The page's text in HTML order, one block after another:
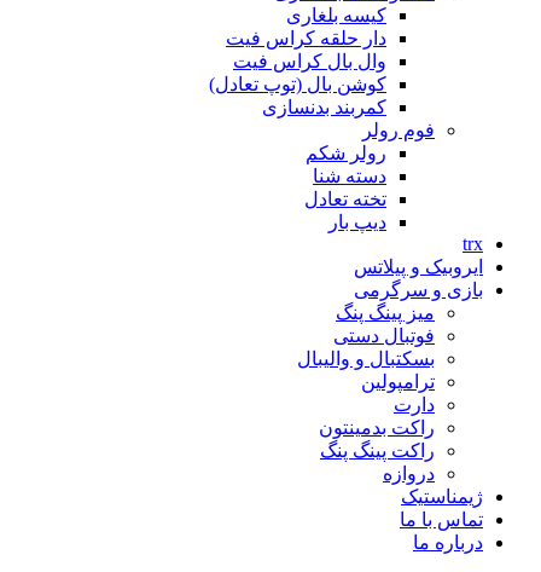
کیسه بلغاری
دار حلقه کراس فیت
وال بال کراس فیت
کوشن بال (توپ تعادل)
کمربند بدنسازی
فوم رولر
رولر شکم
دسته شنا
تخته تعادل
دیپ بار
trx
ایروبیک و پیلاتس
بازی و سرگرمی
میز پینگ پنگ
فوتبال دستی
بسکتبال و والیبال
ترامپولین
دارت
راکت بدمینتون
راکت پینگ پنگ
دروازه
ژیمناستیک
تماس با ما
درباره ما